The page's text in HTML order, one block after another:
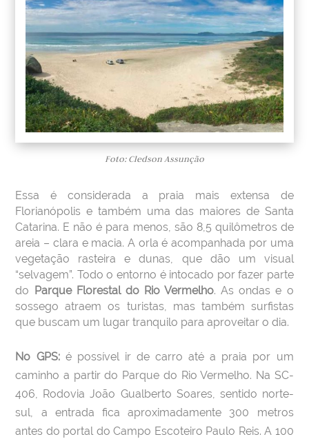
Foto: Cledson Assunção
Essa é considerada a praia mais extensa de
Florianópolis e também uma das maiores de Santa
Catarina. E não é para menos, são 8,5 quilômetros de
areia – clara e macia. A orla é acompanhada por uma
vegetação rasteira e dunas, que dão um visual
“selvagem”. Todo o entorno é intocado por fazer parte
do Parque Florestal do Rio Vermelho. As ondas e o
sossego atraem os turistas, mas também surfistas
que buscam um lugar tranquilo para aproveitar o dia.
No GPS: é possível ir de carro até a praia por um
caminho a partir do Parque do Rio Vermelho. Na SC-
406, Rodovia João Gualberto Soares, sentido norte-
sul, a entrada fica aproximadamente 300 metros
antes do portal do Campo Escoteiro Paulo Reis. A 100